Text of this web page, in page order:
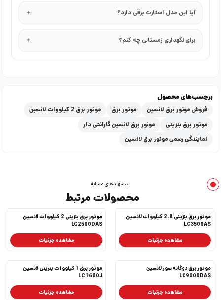
آیا این مدل استارت برقی دارد؟
برای نگهداری زمستانی چه کنم؟
برچسب‌های محصول
فروش موتور برق لانسین موتور برق
موتور برق 2 کیلووات لانسین
موتور برق بنزینی
موتور برق لانسین گارانتی دار
نمایندگی رسمی موتور برق لانسین
پیشنهادهای مشابه
محصولات مرتبط
موتور برق بنزینی 2.8 کیلووات لانسین
LC3500AS
مشاهده جزئیات
موتور برق بنزینی 2 کیلووات لانسین
LC2500DAS
مشاهده جزئیات
موتور برق دوگانه سوز لانسین
LC9000DAS
مشاهده جزئیات
موتور برق 1 کیلووات بنزینی لانسین
LC1600J
مشاهده جزئیات